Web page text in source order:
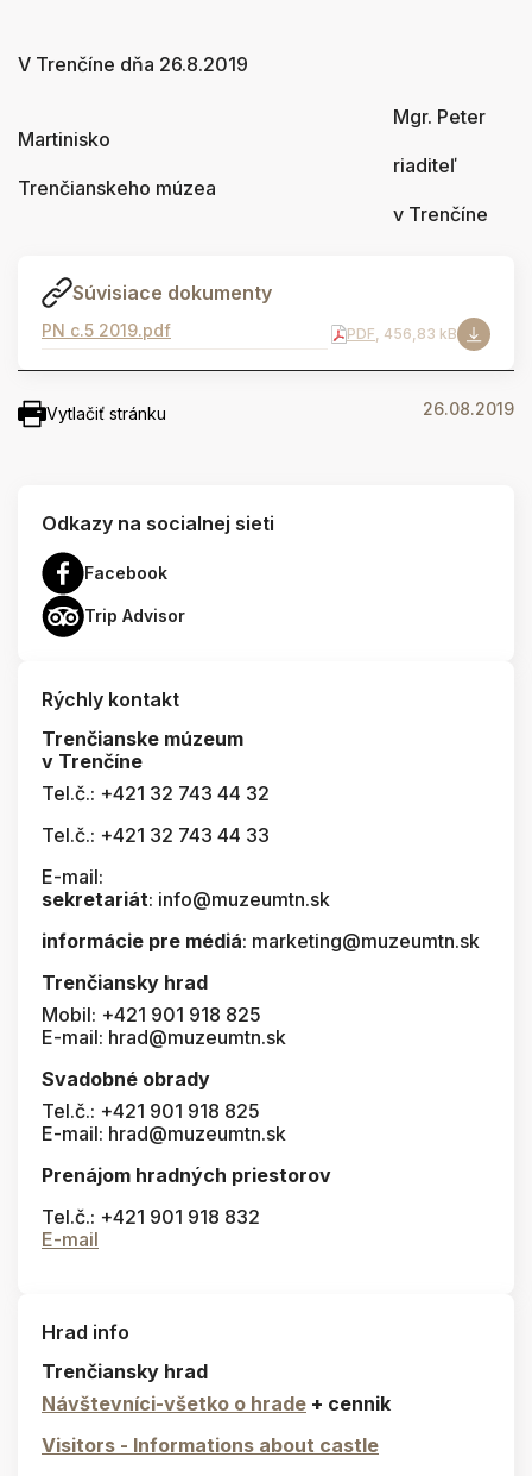
V Trenčíne dňa 26.8.2019
Mgr. Peter
Martinisko
riaditeľ
Trenčianskeho múzea
v Trenčíne
Súvisiace dokumenty
PN c.5 2019.pdf PDF, 456,83 kB
Vytlačiť stránku 26.08.2019
Odkazy na socialnej sieti
Facebook
Trip Advisor
Rýchly kontakt
Trenčianske múzeum
v Trenčíne
Tel.č.: +421 32 743 44 32
Tel.č.: +421 32 743 44 33
E-mail:
sekretariát: info@muzeumtn.sk
informácie pre médiá: marketing@muzeumtn.sk
Trenčiansky hrad
Mobil: +421 901 918 825
E-mail: hrad@muzeumtn.sk
Svadobné obrady
Tel.č.: +421 901 918 825
E-mail: hrad@muzeumtn.sk
Prenájom hradných priestorov
Tel.č.: +421 901 918 832
E-mail
Hrad info
Trenčiansky hrad
Návštevníci-všetko o hrade + cennik
Visitors - Informations about castle